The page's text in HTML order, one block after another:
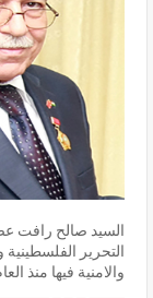
السيد صالح رافت
التحرير
والامنية فيها منذ العام 2007 ولغاية